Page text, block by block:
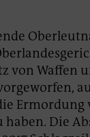
von Waffen
Ermordung
Die